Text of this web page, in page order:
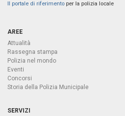
Il portale di riferimento per la polizia locale
AREE
Attualità
Rassegna stampa
Polizia nel mondo
Eventi
Concorsi
Storia della Polizia Municipale
SERVIZI